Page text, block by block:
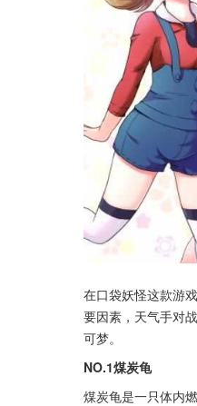
在口袋妖怪这款游
要因素，天气手对
可梦。
NO.1煤炭龟
煤炭龟是一只体内